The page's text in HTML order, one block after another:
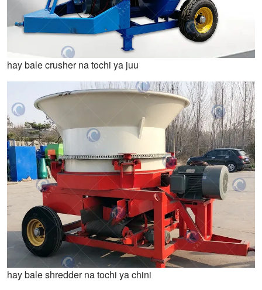
hay bale crusher na tochi ya juu
hay bale shredder na tochi ya chini